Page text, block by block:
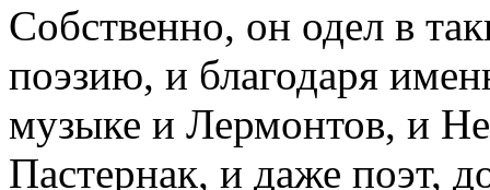
Собственно, он одел в
поэзию, и благодаря
музыке и Лермонтов, и
Пастернак, и даже поэт,